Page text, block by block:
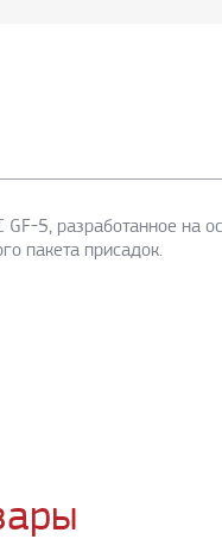
5, разработанное на
пакета присадок.